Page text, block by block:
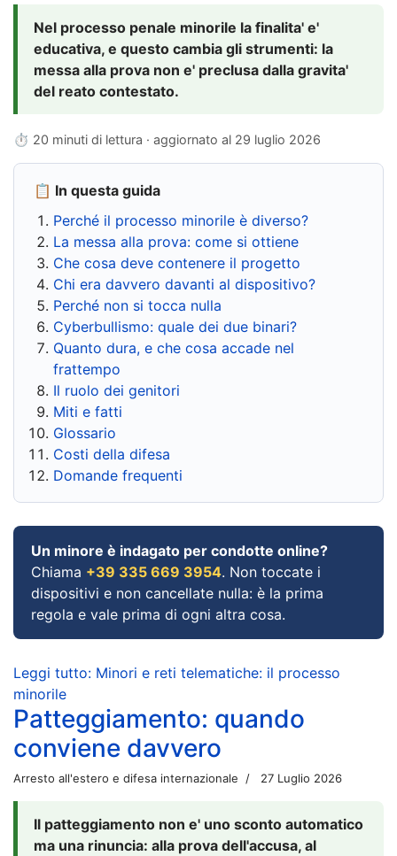
Nel processo penale minorile la finalita' e'
educativa, e questo cambia gli strumenti: la
messa alla prova non e' preclusa dalla gravita'
del reato contestato.
⏱ 20 minuti di lettura · aggiornato al 29 luglio 2026
📋 In questa guida
Perché il processo minorile è diverso?
La messa alla prova: come si ottiene
Che cosa deve contenere il progetto
Chi era davvero davanti al dispositivo?
Perché non si tocca nulla
Cyberbullismo: quale dei due binari?
Quanto dura, e che cosa accade nel
frattempo
Il ruolo dei genitori
Miti e fatti
Glossario
Costi della difesa
Domande frequenti
Un minore è indagato per condotte online?
Chiama +39 335 669 3954. Non toccate i
dispositivi e non cancellate nulla: è la prima
regola e vale prima di ogni altra cosa.
Leggi tutto: Minori e reti telematiche: il processo
minorile
Patteggiamento: quando
conviene davvero
Arresto all'estero e difesa internazionale 27 Luglio 2026
Il patteggiamento non e' uno sconto automatico
ma una rinuncia: alla prova dell'accusa, al